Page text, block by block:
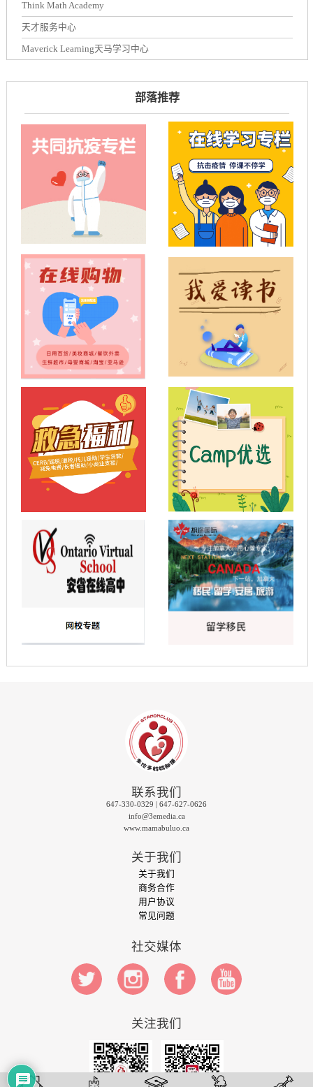
Think Math Academy
天才服务中心
Maverick Learning天马学习中心
部落推荐
联系我们
647-330-0329 | 647-627-0626
info@3emedia.ca
www.mamabuluo.ca
关于我们
关于我们
商务合作
用户协议
常见问题
社交媒体
关注我们